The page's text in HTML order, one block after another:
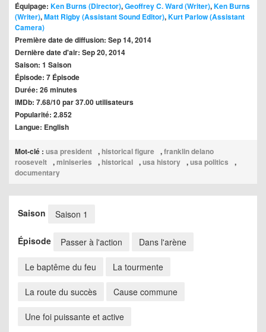
Équipage: Ken Burns (Director),Geoffrey C. Ward (Writer),Ken Burns
(Writer),Matt Rigby (Assistant Sound Editor),Kurt Parlow (Assistant
Camera)
Première date de diffusion: Sep 14, 2014
Dernière date d'air: Sep 20, 2014
Saison: 1 Saison
Épisode: 7 Épisode
Durée: 26 minutes
IMDb: 7.68/10 par 37.00 utilisateurs
Popularité: 2.852
Langue: English
Mot-clé : usa president , historical figure ,franklin delano
roosevelt ,miniseries , historical ,usa history ,usa politics
,
documentary
Saison Saison 1
Épisode Passer à l'action Dans l'arène
Le baptême du feu La tourmente
La route du succès Cause commune
Une foi puissante et active